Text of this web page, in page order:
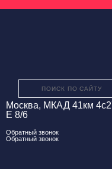
Москва, МКАД 41км
Е 8/6
Обратный звонок
Обратный звонок